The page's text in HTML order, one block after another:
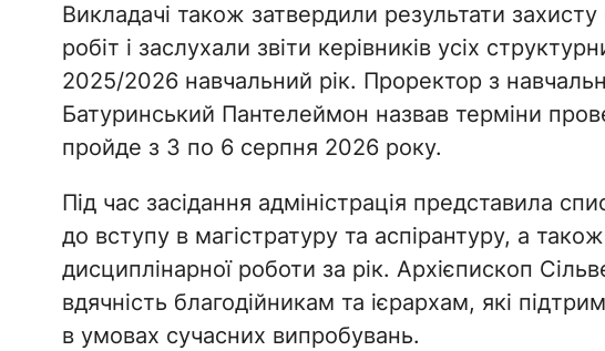
Викладачі також затвердили результати захисту
робіт і заслухали звіти керівників усіх
2025/2026 навчальний рік. Проректор з
Батуринський Пантелеймон назвав терміни
пройде з 3 по 6 серпня 2026 року.
Під час засідання адміністрація представила
до вступу в магістратуру та аспірантуру, а
дисциплінарної роботи за рік. Архієпископ
вдячність благодійникам та ієрархам, які
в умовах сучасних випробувань.